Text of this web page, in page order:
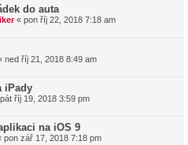
do auta
« pon říj 22, 2018 7:18 am
ned říj 21, 2018 8:49 am
iPady
pát říj 19, 2018 3:59 pm
na iOS 9
pon zář 17, 2018 7:18 pm